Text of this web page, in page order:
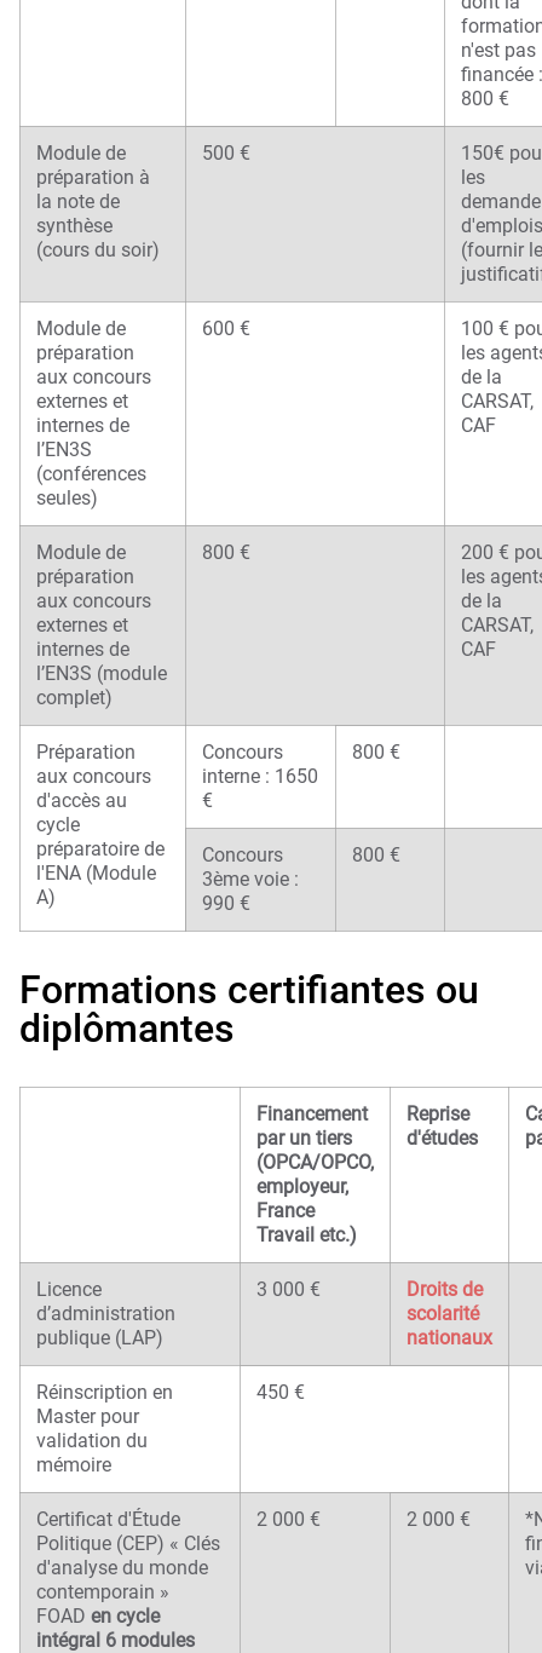
n'est pas
financée :
800 €
Module de
préparation à
la note de
synthèse
(cours du soir)
500 €
150€
les
d'emplois
(fournir le
Module de
préparation
aux concours
externes et
internes de
l’EN3S
(conférences
seules)
600 €
100 €
les
de la
CARSAT,
CAF
Module de
préparation
aux concours
externes et
internes de
l’EN3S (module
complet)
800 €
200 €
les
de la
CARSAT,
CAF
Préparation
aux concours
d'accès au
cycle
préparatoire de
l'ENA (Module
A)
Concours
interne : 1650
€
800 €
Concours
3ème voie :
990 €
800 €
Formations certifiantes ou
diplômantes
Financement
par un tiers
(OPCA/OPCO,
employeur,
France
Travail etc.)
Reprise
d'études
Licence
d’administration
publique (LAP)
3 000 €
Droits de
scolarité
nationaux
Réinscription en
Master pour
validation du
mémoire
450 €
Certificat d'Étude
Politique (CEP) « Clés
d'analyse du monde
contemporain »
FOAD en cycle
intégral 6 modules
2 000 € 2 000 €